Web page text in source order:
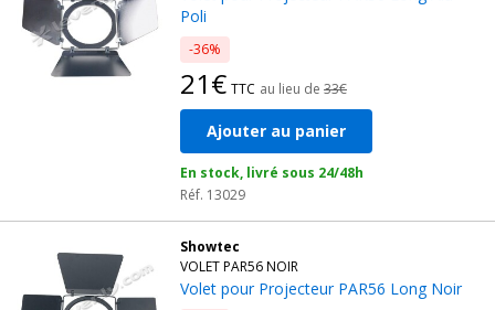
Poli
-36%
21€ TTC au lieu de 33€
Ajouter au panier
En stock, livré sous 24/48h
Réf. 13029
Showtec
VOLET PAR56 NOIR
Volet pour Projecteur PAR56 Long Noir